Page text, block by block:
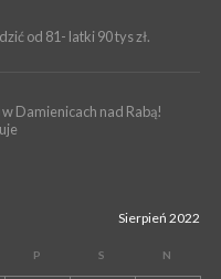
od 81- latki 90 tys zł.
Damienicach nad Rabą!
Sierpień 2022
P S N